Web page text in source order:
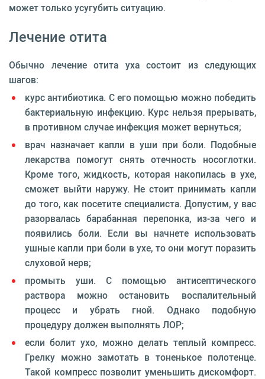
может только усугубить ситуацию.
Лечение отита
Обычно лечение отита уха состоит из следующих
шагов:
курс антибиотика. С его помощью можно победить
бактериальную инфекцию. Курс нельзя прерывать,
в противном случае инфекция может вернуться;
врач назначает капли в уши при боли. Подобные
лекарства помогут снять отечность носоглотки.
Кроме того, жидкость, которая накопилась в ухе,
сможет выйти наружу. Не стоит принимать капли
до того, как посетите специалиста. Допустим, у вас
разорвалась барабанная перепонка, из-за чего и
появились боли. Если вы начнете использовать
ушные капли при боли в ухе, то они могут поразить
слуховой нерв;
промыть уши. С помощью антисептического
раствора можно остановить воспалительный
процесс и убрать гной. Однако подобную
процедуру должен выполнять ЛОР;
если болит ухо, можно делать теплый компресс.
Грелку можно замотать в тоненькое полотенце.
Такой компресс позволит уменьшить дискомфорт.